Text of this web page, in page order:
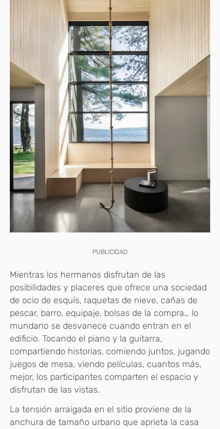
PUBLICIDAD
Mientras los hermanos disfrutan de las
posibilidades y placeres que ofrece una sociedad
de ocio de esquís, raquetas de nieve, cañas de
pescar, barro, equipaje, bolsas de la compra… lo
mundano se desvanece cuando entran en el
edificio. Tocando el piano y la guitarra,
compartiendo historias, comiendo juntos, jugando
juegos de mesa, viendo películas, cuantos más,
mejor, los participantes comparten el espacio y
disfrutan de las vistas.
La tensión arraigada en el sitio proviene de la
anchura de tamaño urbano que aprieta la casa